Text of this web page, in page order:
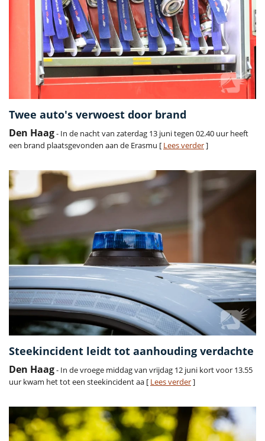
Twee auto's verwoest door brand
Den Haag- In de nacht van zaterdag 13 juni tegen 02.40 uur heeft
een brand plaatsgevonden aan de Erasmu [ Lees verder]
Steekincident leidt tot aanhouding verdachte
Den Haag- In de vroege middag van vrijdag 12 juni kort voor 13.55
uur kwam het tot een steekincident aa [ Lees verder]